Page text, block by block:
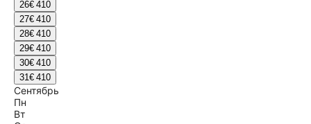
26€ 410
27€ 410
28€ 410
29€ 410
30€ 410
31€ 410
Сентябрь
Пн
Вт